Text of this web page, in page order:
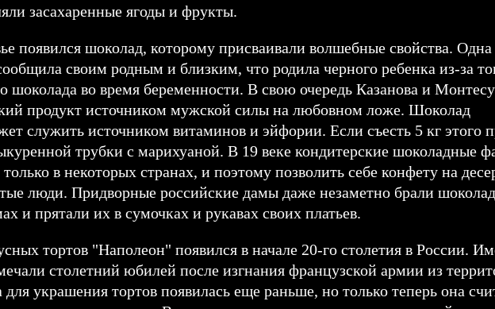
засахаренные ягоды и фрукты.
появился шоколад, которому присваивали волшебные свойства. Одна
своим родным и близким, что родила черного ребенка из-за
шоколада во время беременности. В свою очередь Казанова и
продукт источником мужской силы на любовном ложе. Шоколад
служить источником витаминов и эйфории. Если съесть 5 кг этого
трубки с марихуаной. В 19 веке кондитерские шоколадные
в некоторых странах, и поэтому позволить себе конфету на
люди. Придворные российские дамы даже незаметно брали
и прятали их в сумочках и рукавах своих платьев.
тортов "Наполеон" появился в начале 20-го столетия в России.
столетний юбилей после изгнания французской армии из
украшения тортов появилась еще раньше, но только теперь она